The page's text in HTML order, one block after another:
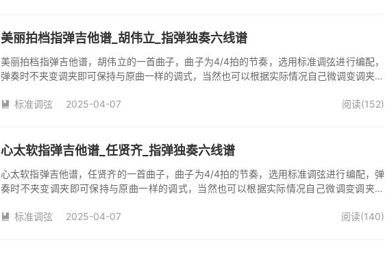
美丽拍档指弹吉他谱_胡伟立_指弹独奏六线谱
美丽拍档指弹吉他谱，胡伟立的一首曲子，曲子为4/4拍的节奏，选用标准调弦进行编配，
弹奏时不夹变调夹即可保持与原曲一样的调式，当然也可以根据实际情况自己微调变调夹品
 标准调弦 2025-04-07 阅读(152)
心太软指弹吉他谱_任贤齐_指弹独奏六线谱
心太软指弹吉他谱，任贤齐的一首曲子，曲子为4/4拍的节奏，选用标准调弦进行编配，弹
奏时不夹变调夹即可保持与原曲一样的调式，当然也可以根据实际情况自己微调变调夹品
 标准调弦 2025-04-07 阅读(140)